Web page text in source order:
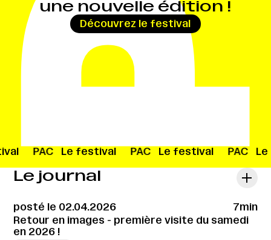
une nouvelle édition !
Découvrez le festival
PAC Le festival PAC Le festival PAC
Le journal
posté le 02.04.2026
7min
Retour en images - première visite du samedi
en 2026 !